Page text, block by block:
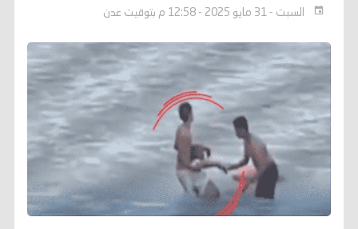
السبت - 31 مايو 2025 - 12:58 م بتوقيت عدن